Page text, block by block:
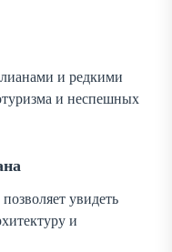
и редкими
и неспешных
увидеть
и